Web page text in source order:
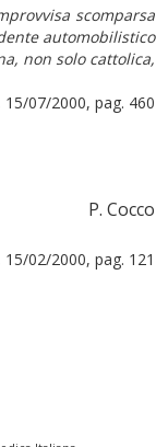
scomparsa
automobilistico
non solo cattolica,
07/2000, pag. 460
P. Cocco
02/2000, pag. 121